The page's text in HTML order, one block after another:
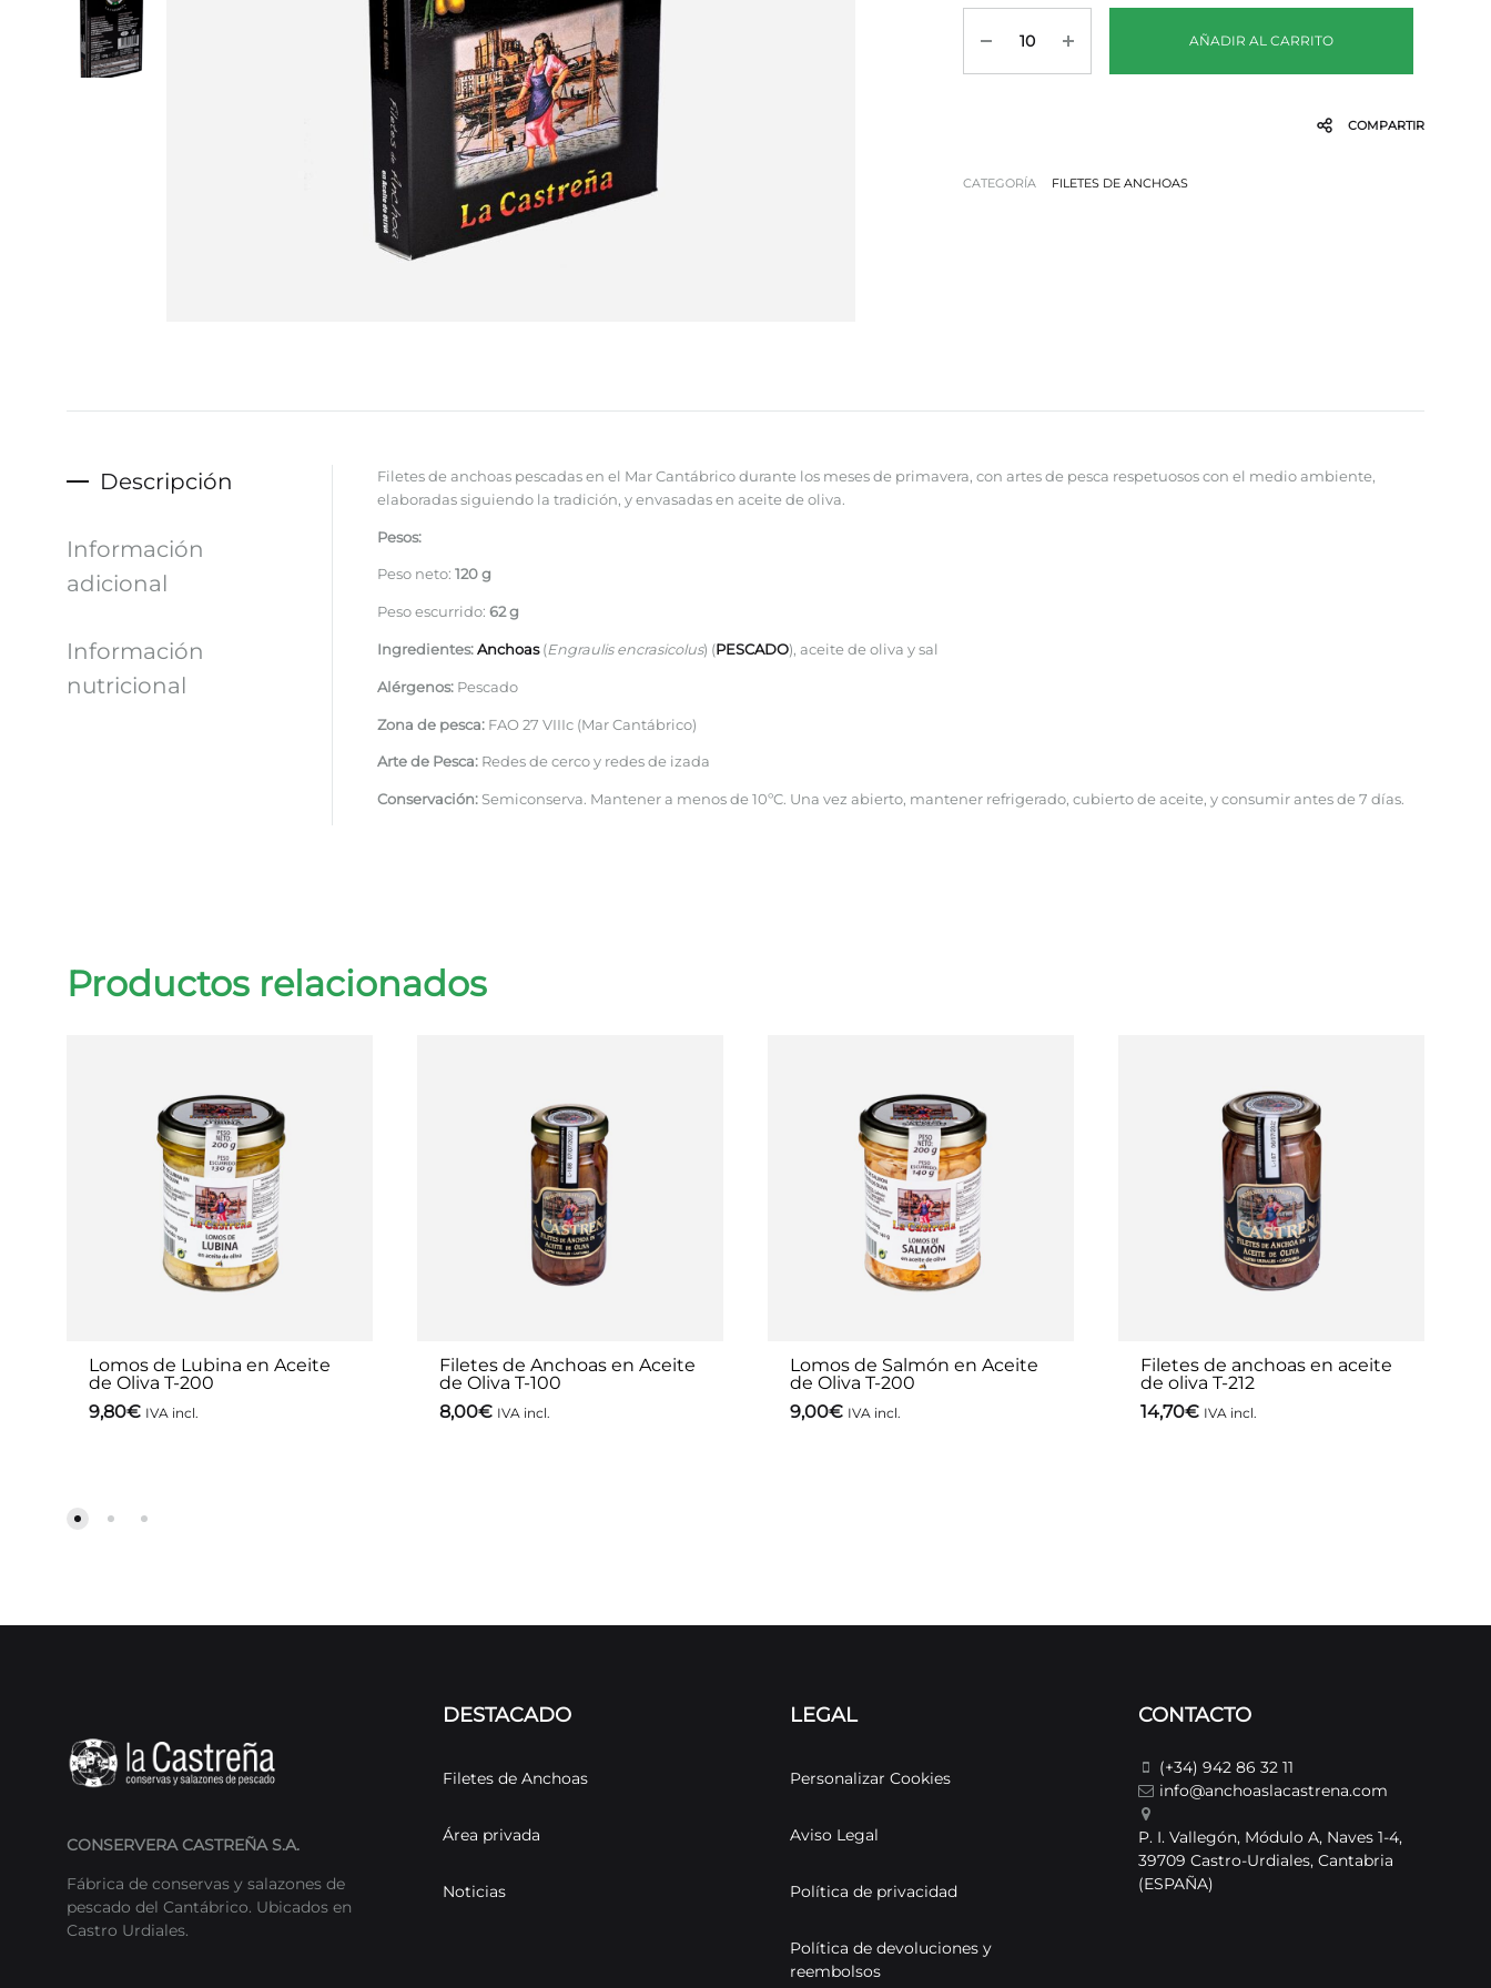
AÑADIR AL CARRITO
COMPARTIR
CATEGORÍA FILETES DE ANCHOAS
Descripción
Información
adicional
Información
nutricional
Filetes de anchoas pescadas en el Mar Cantábrico durante los meses de primavera, con artes de pesca respetuosos con el medio ambiente,
elaboradas siguiendo la tradición, y envasadas en aceite de oliva.
Pesos:
Peso neto: 120 g
Peso escurrido: 62 g
Ingredientes: Anchoas(Engraulis encrasicolus) (PESCADO), aceite de oliva y sal
Alérgenos: Pescado
Zona de pesca: FAO 27 VIIIc (Mar Cantábrico)
Arte de Pesca: Redes de cerco y redes de izada
Conservación: Semiconserva. Mantener a menos de 10ºC. Una vez abierto, mantener refrigerado, cubierto de aceite, y consumir antes de 7 días.
Productos relacionados
Lomos de Lubina en Aceite
de Oliva T-200
9,80€ IVA incl.
Filetes de Anchoas en Aceite
de Oliva T-100
8,00€ IVA incl.
Lomos de Salmón en Aceite
de Oliva T-200
9,00€ IVA incl.
Filetes de anchoas en aceite
de oliva T-212
14,70€ IVA incl.
CONSERVERA CASTREÑA S.A.
Fábrica de conservas y salazones de
pescado del Cantábrico. Ubicados en
Castro Urdiales.
DESTACADO
Filetes de Anchoas
Área privada
Noticias
LEGAL
Personalizar Cookies
Aviso Legal
Política de privacidad
Política de devoluciones y
reembolsos
CONTACTO
(+34) 942 86 32 11
info@anchoaslacastrena.com
P. I. Vallegón, Módulo A, Naves 1-4,
39709 Castro-Urdiales, Cantabria
(ESPAÑA)